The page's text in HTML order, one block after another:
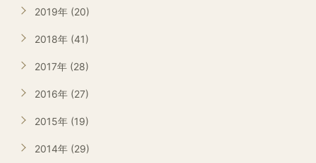
2019年 (20)
2018年 (41)
2017年 (28)
2016年 (27)
2015年 (19)
2014年 (29)